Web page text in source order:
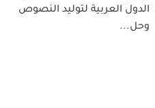
الدول العربية لتوليد النصوص
وحل...